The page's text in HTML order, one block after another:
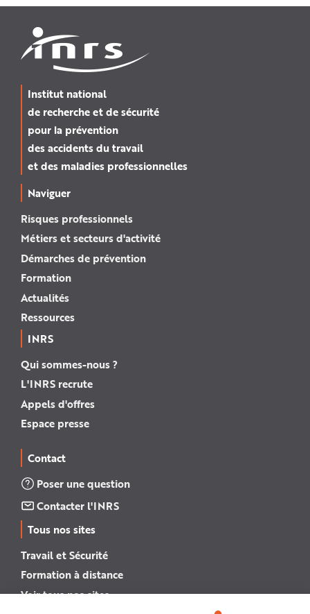
Institut national
de recherche et de sécurité
pour la prévention
des accidents du travail
et des maladies professionnelles
Naviguer
Risques professionnels
Métiers et secteurs d'activité
Démarches de prévention
Formation
Actualités
Ressources
INRS
Qui sommes-nous ?
L'INRS recrute
Appels d'offres
Espace presse
Contact
Poser une question
Contacter l'INRS
Tous nos sites
Travail et Sécurité
Formation à distance
Voir tous nos sites →